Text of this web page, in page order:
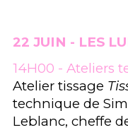
22 JUIN - LES
14H00 - Ateliers
Atelier tissage
technique de
Leblanc, cheffe